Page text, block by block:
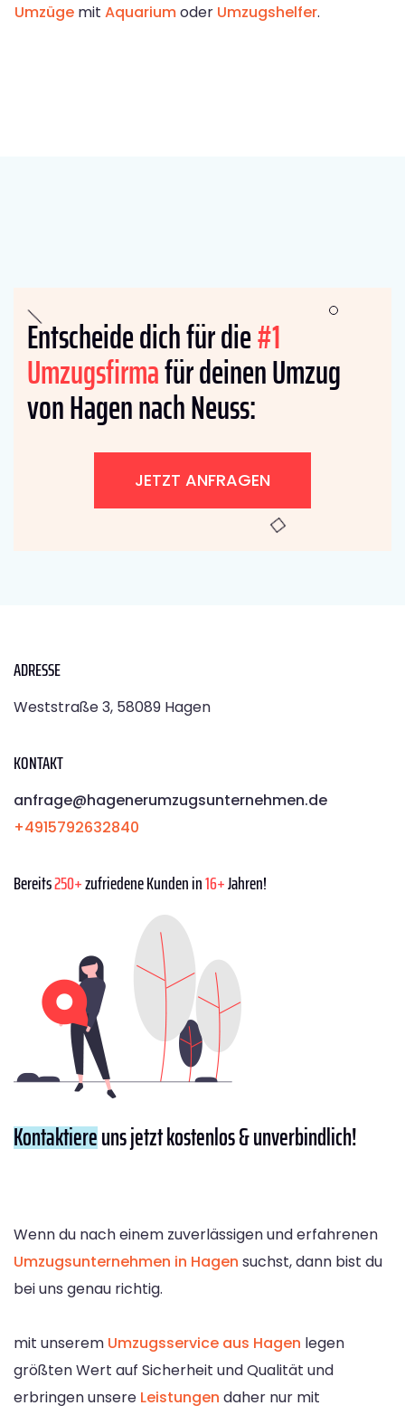
Umzüge mit Aquariumoder Umzugshelfer.
Entscheide dich für die#1
Umzugsfirmafür deinen Umzug
von Hagen nach Neuss:
JETZT ANFRAGEN
ADRESSE
Weststraße 3, 58089 Hagen
KONTAKT
anfrage@hagenerumzugsunternehmen.de
+4915792632840
Bereits250+zufriedene Kunden in16+Jahren!
Kontaktiereuns jetzt kostenlos & unverbindlich!
Wenn du nach einem zuverlässigen und erfahrenen
Umzugsunternehmen in Hagen suchst, dann bist du
bei uns genau richtig.
mit unserem Umzugsservice aus Hagen legen
größten Wert auf Sicherheit und Qualität und
erbringen unsere Leistungen daher nur mit